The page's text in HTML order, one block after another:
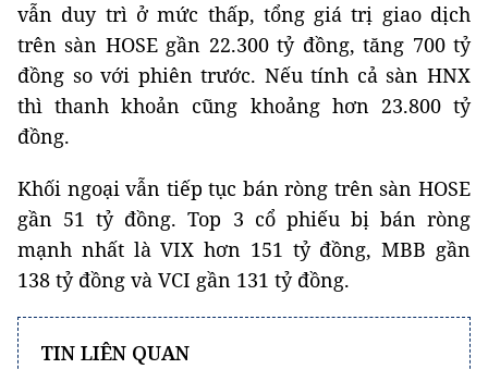
vẫn duy trì ở mức thấp, tổng giá trị giao dịch
trên sàn HOSE gần 22.300 tỷ đồng, tăng 700 tỷ
đồng so với phiên trước. Nếu tính cả sàn HNX
thì thanh khoản cũng khoảng hơn 23.800 tỷ
đồng.
Khối ngoại vẫn tiếp tục bán ròng trên sàn HOSE
gần 51 tỷ đồng. Top 3 cổ phiếu bị bán ròng
mạnh nhất là VIX hơn 151 tỷ đồng, MBB gần
138 tỷ đồng và VCI gần 131 tỷ đồng.
TIN LIÊN QUAN